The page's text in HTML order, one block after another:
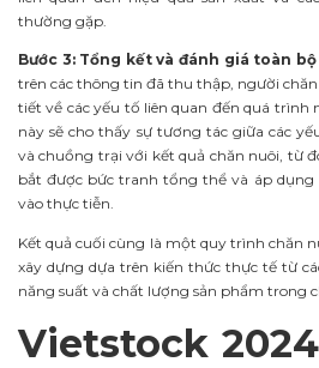
thường gặp.
Bước 3: Tổng kết và đánh giá toàn
trên các thông tin đã thu thập, người
tiết về các yếu tố liên quan đến quá trình
này sẽ cho thấy sự tương tác giữa các
và chuồng trại với kết quả chăn nuôi, từ
bắt được bức tranh tổng thể và áp
vào thực tiễn.
Kết quả cuối cùng là một quy trình chăn
xây dựng dựa trên kiến thức thực tế từ
năng suất và chất lượng sản phẩm trong
Vietstock